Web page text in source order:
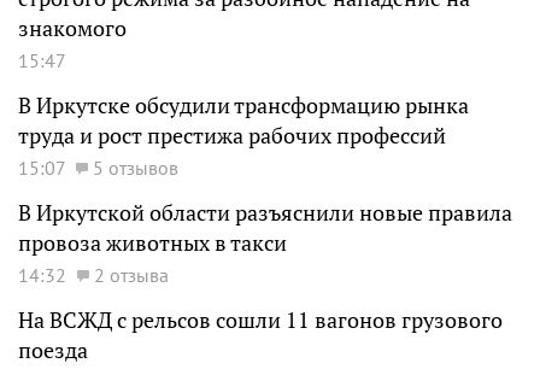
знакомого
15:47
В Иркутске обсудили трансформацию рынка
труда и рост престижа рабочих профессий
15:07 5 отзывов
В Иркутской области разъяснили новые правила
провоза животных в такси
14:32 2 отзыва
На ВСЖД с рельсов сошли 11 вагонов грузового
поезда